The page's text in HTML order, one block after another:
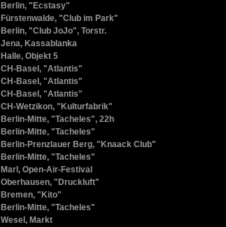
Berlin, "Ecstasy"
Fürstenwalde, "Club im Park"
Berlin, "Club JoJo", Torstr.
Jena, Kassablanka
Halle, Objekt 5
CH-Basel, "Atlantis"
CH-Basel, "Atlantis"
CH-Basel, "Atlantis"
CH-Wetzikon, "Kulturfabrik"
Berlin-Mitte, "Tacheles", 22h
Berlin-Mitte, "Tacheles"
Berlin-Prenzlauer Berg, "Knaack Club"
Berlin-Mitte, "Tacheles"
Marl, Open-Air-Festival
Oberhausen, "Druckluft"
Bremen, "Kito"
Berlin-Mitte, "Tacheles"
Wesel, Markt